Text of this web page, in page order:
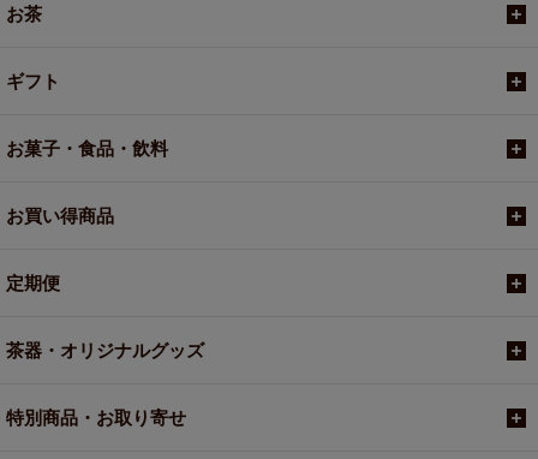
お茶
ギフト
お菓子・食品・飲料
お買い得商品
定期便
茶器・オリジナルグッズ
特別商品・お取り寄せ